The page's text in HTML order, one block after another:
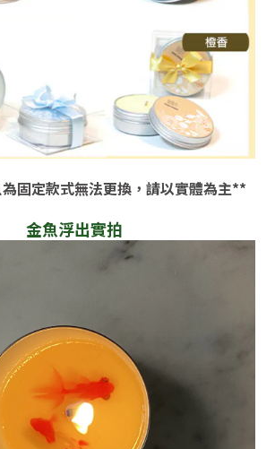
固定款式無法更換，請以實體為主**
金魚浮出實拍